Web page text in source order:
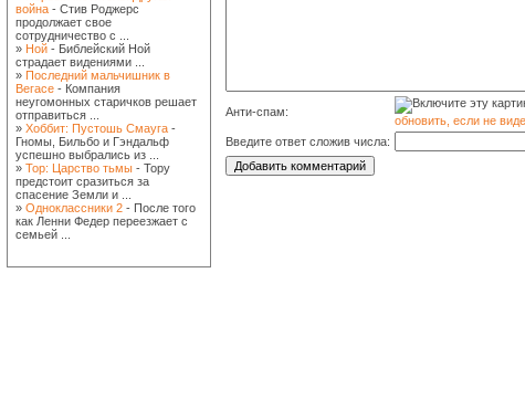
война - Стив Роджерс
продолжает свое
сотрудничество с ...
» Ной - Библейский Ной
страдает видениями ...
» Последний мальчишник в
Вегасе - Компания
неугомонных старичков решает
отправиться ...
» Хоббит: Пустошь Смауга -
Гномы, Бильбо и Гэндальф
успешно выбрались из ...
» Тор: Царство тьмы - Тору
предстоит сразиться за
спасение Земли и ...
» Одноклассники 2 - После того
как Ленни Федер переезжает с
семьей ...
Анти-спам:
обновить, если не
Введите ответ сложив числа: